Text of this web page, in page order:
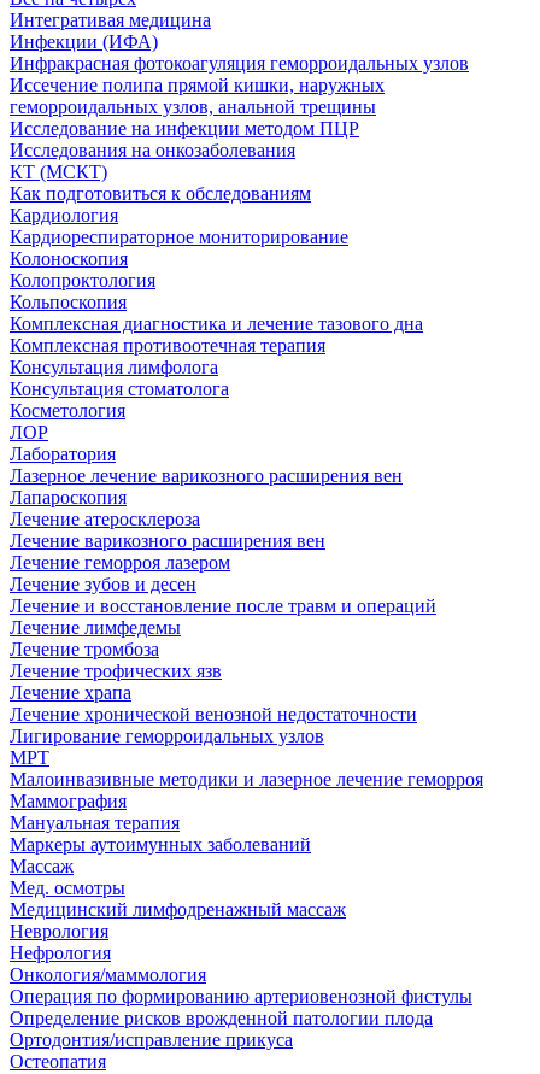
Интегративая медицина
Инфекции (ИФА)
Инфракрасная фотокоагуляция геморроидальных узлов
Иссечение полипа прямой кишки, наружных
геморроидальных узлов, анальной трещины
Исследование на инфекции методом ПЦР
Исследования на онкозаболевания
КТ (МСКТ)
Как подготовиться к обследованиям
Кардиология
Кардиореспираторное мониторирование
Колоноскопия
Колопроктология
Кольпоскопия
Комплексная диагностика и лечение тазового дна
Комплексная противоотечная терапия
Консультация лимфолога
Консультация стоматолога
Косметология
ЛОР
Лаборатория
Лазерное лечение варикозного расширения вен
Лапароскопия
Лечение атеросклероза
Лечение варикозного расширения вен
Лечение геморроя лазером
Лечение зубов и десен
Лечение и восстановление после травм и операций
Лечение лимфедемы
Лечение тромбоза
Лечение трофических язв
Лечение храпа
Лечение хронической венозной недостаточности
Лигирование геморроидальных узлов
МРТ
Малоинвазивные методики и лазерное лечение геморроя
Маммография
Мануальная терапия
Маркеры аутоимунных заболеваний
Массаж
Мед. осмотры
Медицинский лимфодренажный массаж
Неврология
Нефрология
Онкология/маммология
Операция по формированию артериовенозной фистулы
Определение рисков врожденной патологии плода
Ортодонтия/исправление прикуса
Остеопатия